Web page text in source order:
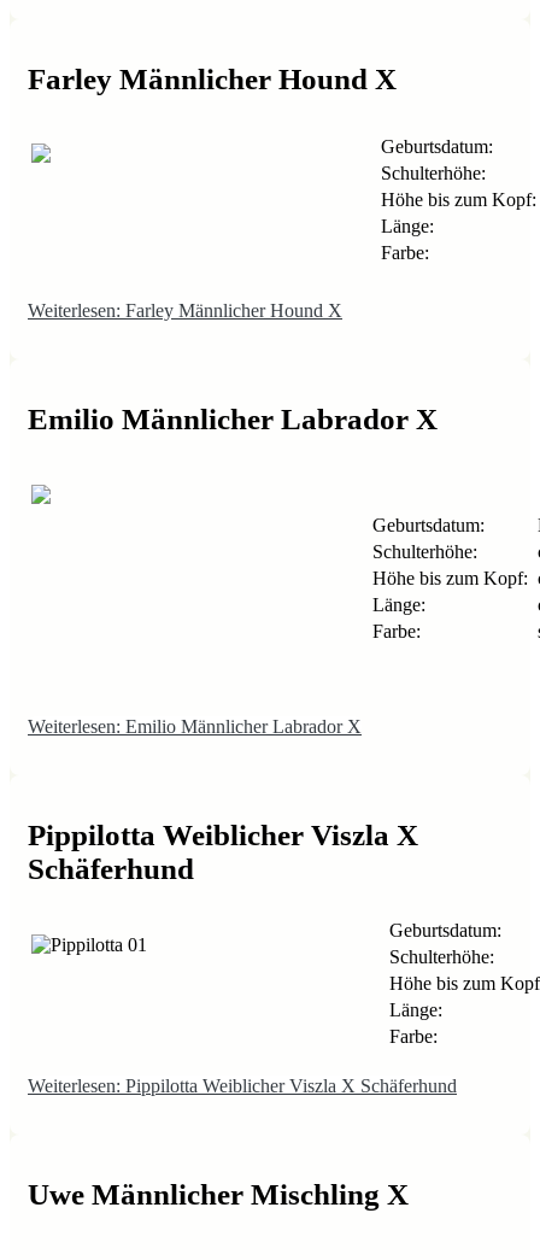
Farley Männlicher Hound X
Geburtsdatum:
Schulterhöhe:
Höhe bis zum Kopf:
Länge:
Farbe:
Weiterlesen: Farley Männlicher Hound X
Emilio Männlicher Labrador X
Geburtsdatum:
Schulterhöhe:
Höhe bis zum Kopf:
Länge:
Farbe:
Weiterlesen: Emilio Männlicher Labrador X
Pippilotta Weiblicher Viszla X
Schäferhund
Geburtsdatum:
Schulterhöhe:
Höhe bis zum
Länge:
Farbe:
Weiterlesen: Pippilotta Weiblicher Viszla X Schäferhund
Uwe Männlicher Mischling X